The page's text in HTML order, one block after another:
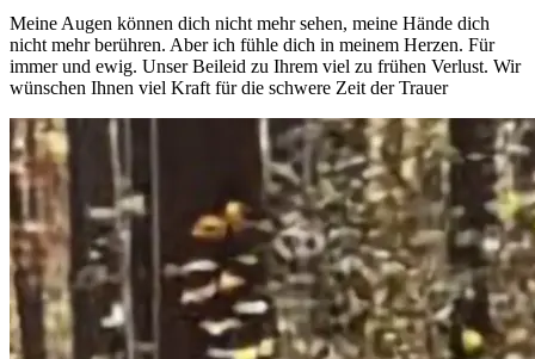
Meine Augen können dich nicht mehr sehen, meine Hände dich
nicht mehr berühren. Aber ich fühle dich in meinem Herzen. Für
immer und ewig. Unser Beileid zu Ihrem viel zu frühen Verlust. Wir
wünschen Ihnen viel Kraft für die schwere Zeit der Trauer